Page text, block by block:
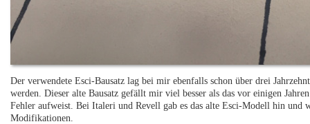
Der verwendete Esci-Bausatz lag bei mir ebenfalls schon über drei
werden. Dieser alte Bausatz gefällt mir viel besser als das vor einigen
Fehler aufweist. Bei Italeri und Revell gab es das alte Esci-Modell hin und
Modifikationen.